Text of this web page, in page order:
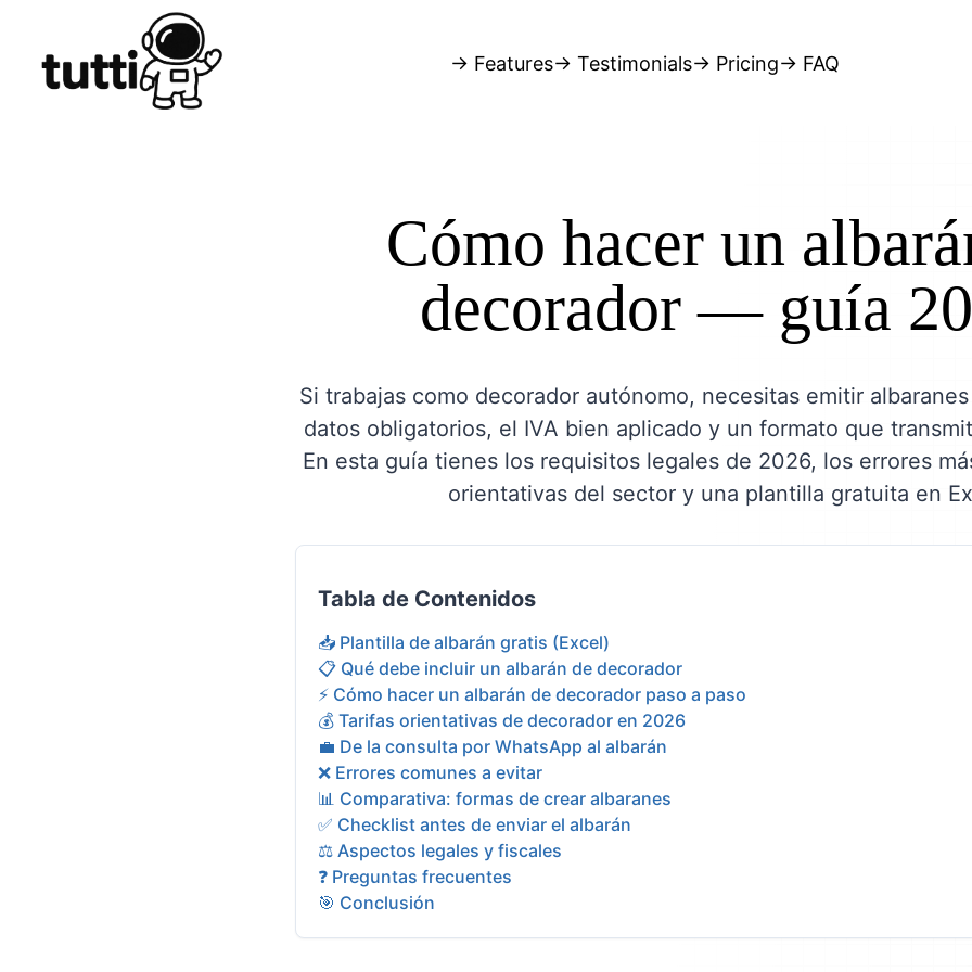
→ Features→ Testimonials→ Pricing→ FAQ
Cómo hacer un
decorador — guía
Si trabajas como decorador autónomo, necesitas emitir
datos obligatorios, el IVA bien aplicado y un formato que
En esta guía tienes los requisitos legales de 2026, los errores
orientativas del sector y una plantilla gratuita en
Tabla de Contenidos
📥 Plantilla de albarán gratis (Excel)
📋 Qué debe incluir un albarán de decorador
⚡ Cómo hacer un albarán de decorador paso a paso
💰 Tarifas orientativas de decorador en 2026
💼 De la consulta por WhatsApp al albarán
❌ Errores comunes a evitar
📊 Comparativa: formas de crear albaranes
✅ Checklist antes de enviar el albarán
⚖️ Aspectos legales y fiscales
❓ Preguntas frecuentes
🎯 Conclusión